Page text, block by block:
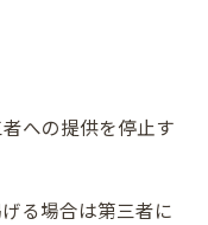
への提供を停止す
る場合は第三者に